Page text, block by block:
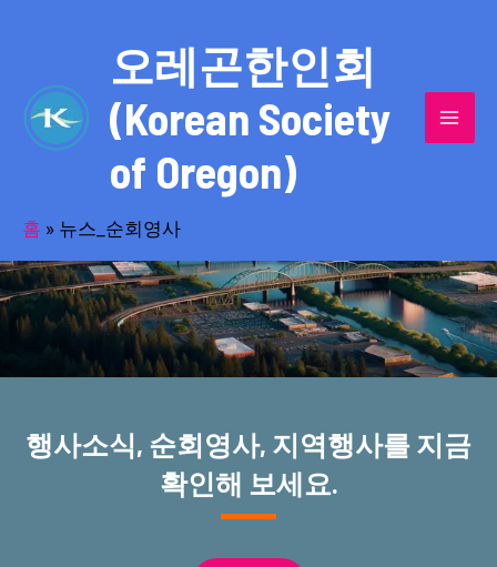
오레곤한인회
(Korean Society
of Oregon)
홈 » 뉴스_순회영사
반세기의 세월을 품고 동포사회를 섬겨온
오레곤한인회!
행사소식, 순회영사, 지역행사를 지금
확인해 보세요.